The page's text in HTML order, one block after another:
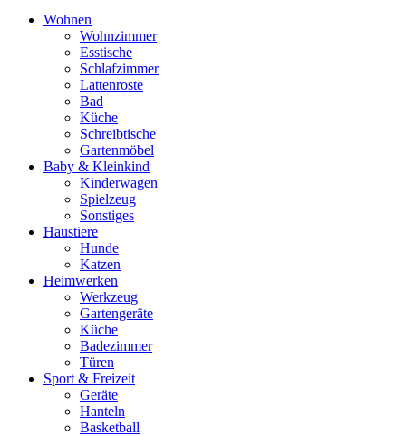
Wohnen
Wohnzimmer
Esstische
Schlafzimmer
Lattenroste
Bad
Küche
Schreibtische
Gartenmöbel
Baby & Kleinkind
Kinderwagen
Spielzeug
Sonstiges
Haustiere
Hunde
Katzen
Heimwerken
Werkzeug
Gartengeräte
Küche
Badezimmer
Türen
Sport & Freizeit
Geräte
Hanteln
Basketball